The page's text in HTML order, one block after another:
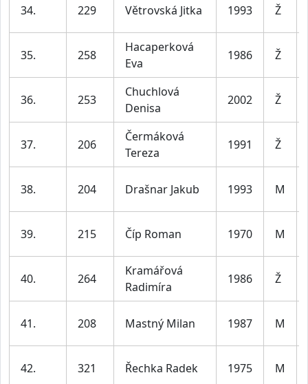
34. 229 Větrovská Jitka 1993 Ž
35. 258
Hacaperková
Eva
1986 Ž
36. 253
Chuchlová
Denisa
2002 Ž
37. 206
Čermáková
Tereza
1991 Ž
38. 204 Drašnar Jakub 1993 M
39. 215 Číp Roman 1970 M
40. 264
Kramářová
Radimíra
1986 Ž
41. 208 Mastný Milan 1987 M
42. 321 Řechka Radek 1975 M